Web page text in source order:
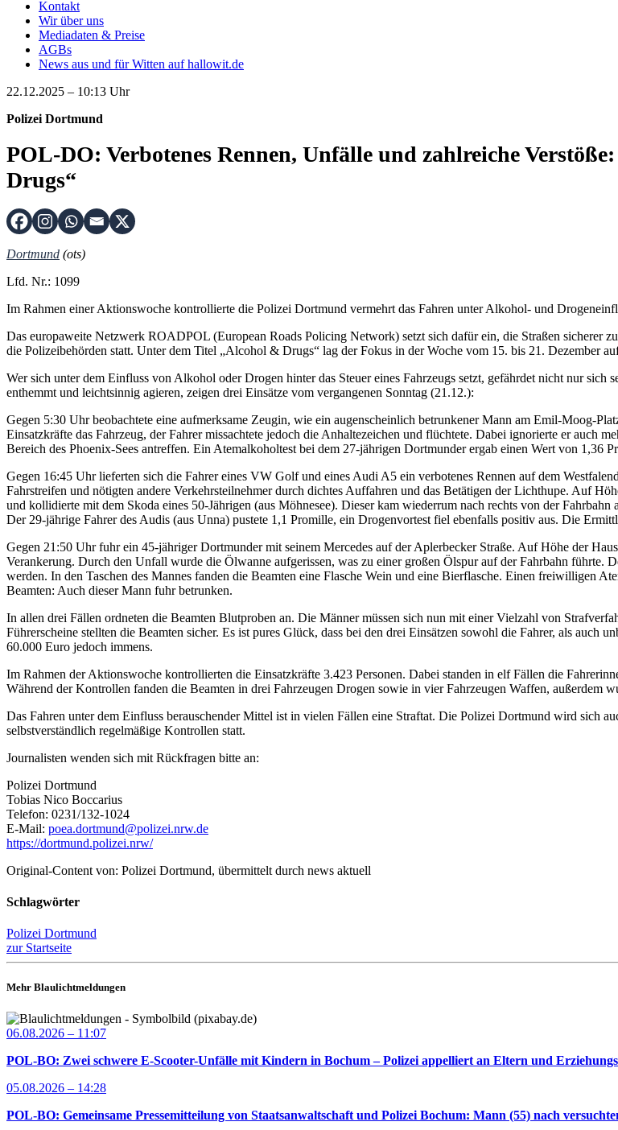
Kontakt
Wir über uns
Mediadaten & Preise
AGBs
News aus und für Witten auf hallowit.de
22.12.2025 – 10:13 Uhr
Polizei Dortmund
POL-DO: Verbotenes Rennen, Unfälle und zahlreiche
Drugs“
Dortmund (ots)
Lfd. Nr.: 1099
Im Rahmen einer Aktionswoche kontrollierte die Polizei Dortmund vermehrt das Fahren unter Alkohol- und
Das europaweite Netzwerk ROADPOL (European Roads Policing Network) setzt sich dafür ein, die Straßen sicherer
die Polizeibehörden statt. Unter dem Titel „Alcohol & Drugs“ lag der Fokus in der Woche vom 15. bis 21. Dezember
Wer sich unter dem Einfluss von Alkohol oder Drogen hinter das Steuer eines Fahrzeugs setzt, gefährdet nicht nur sich
enthemmt und leichtsinnig agieren, zeigen drei Einsätze vom vergangenen Sonntag (21.12.):
Gegen 5:30 Uhr beobachtete eine aufmerksame Zeugin, wie ein augenscheinlich betrunkener Mann am Emil-Moog-
Einsatzkräfte das Fahrzeug, der Fahrer missachtete jedoch die Anhaltezeichen und flüchtete. Dabei ignorierte er auch
Bereich des Phoenix-Sees antreffen. Ein Atemalkoholtest bei dem 27-jährigen Dortmunder ergab einen Wert von 1,36
Gegen 16:45 Uhr lieferten sich die Fahrer eines VW Golf und eines Audi A5 ein verbotenes Rennen auf dem
Fahrstreifen und nötigten andere Verkehrsteilnehmer durch dichtes Auffahren und das Betätigen der Lichthupe. Auf
und kollidierte mit dem Skoda eines 50-Jährigen (aus Möhnesee). Dieser kam wiederrum nach rechts von der
Der 29-jährige Fahrer des Audis (aus Unna) pustete 1,1 Promille, ein Drogenvortest fiel ebenfalls positiv aus. Die
Gegen 21:50 Uhr fuhr ein 45-jähriger Dortmunder mit seinem Mercedes auf der Aplerbecker Straße. Auf Höhe der
Verankerung. Durch den Unfall wurde die Ölwanne aufgerissen, was zu einer großen Ölspur auf der Fahrbahn führte.
werden. In den Taschen des Mannes fanden die Beamten eine Flasche Wein und eine Bierflasche. Einen freiwilligen
Beamten: Auch dieser Mann fuhr betrunken.
In allen drei Fällen ordneten die Beamten Blutproben an. Die Männer müssen sich nun mit einer Vielzahl von
Führerscheine stellten die Beamten sicher. Es ist pures Glück, dass bei den drei Einsätzen sowohl die Fahrer, als auch
60.000 Euro jedoch immens.
Im Rahmen der Aktionswoche kontrollierten die Einsatzkräfte 3.423 Personen. Dabei standen in elf Fällen die
Während der Kontrollen fanden die Beamten in drei Fahrzeugen Drogen sowie in vier Fahrzeugen Waffen, außerdem
Das Fahren unter dem Einfluss berauschender Mittel ist in vielen Fällen eine Straftat. Die Polizei Dortmund wird sich
selbstverständlich regelmäßige Kontrollen statt.
Journalisten wenden sich mit Rückfragen bitte an:
Polizei Dortmund
Tobias Nico Boccarius
Telefon: 0231/132-1024
E-Mail: poea.dortmund@polizei.nrw.de
https://dortmund.polizei.nrw/
Original-Content von: Polizei Dortmund, übermittelt durch news aktuell
Schlagwörter
Polizei Dortmund
zur Startseite
Mehr Blaulichtmeldungen
06.08.2026 – 11:07
POL-BO: Zwei schwere E-Scooter-Unfälle mit Kindern in Bochum – Polizei appelliert an Eltern und
05.08.2026 – 14:28
POL-BO: Gemeinsame Pressemitteilung von Staatsanwaltschaft und Polizei Bochum: Mann (55) nach